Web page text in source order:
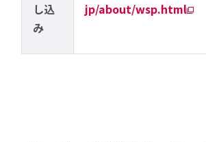
し込
み
jp/about/wsp.html